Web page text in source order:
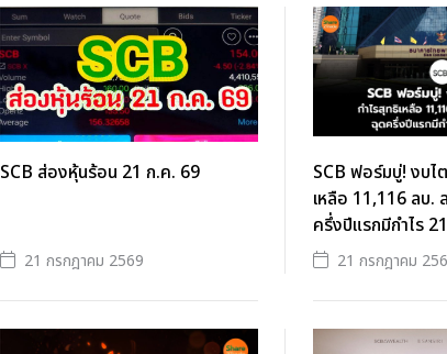
SCB ส่องหุ้นร้อน 21 ก.ค. 69
21 กรกฎาคม 2569
SCB ฟอร์มบู่! งบไ
เหลือ 11,116 ลบ.
ครึ่งปีแรกมีกำไร
21 กรกฎาคม